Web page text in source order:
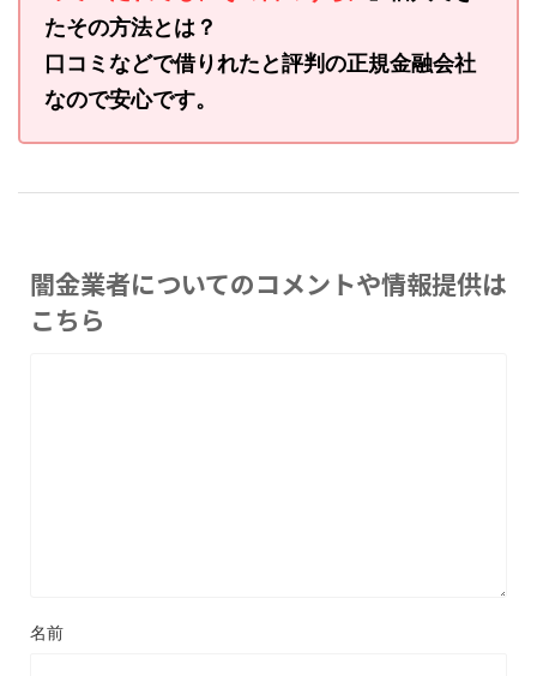
たその方法とは？
口コミなどで借りれたと評判の正規金融会社
なので安心です。
闇金業者についてのコメントや情報提供は
こちら
名前